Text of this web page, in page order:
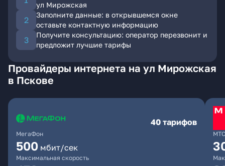
ул Мирожская
Заполните данные: в открывшемся окне
оставьте контактную информацию
Получите консультацию: оператор перезвонит и
предложит лучшие тарифы
Провайдеры интернета на ул Мирожская
в Пскове
МегаФон
40 тарифов
500 мбит/сек
Максимальная скорость
МТС